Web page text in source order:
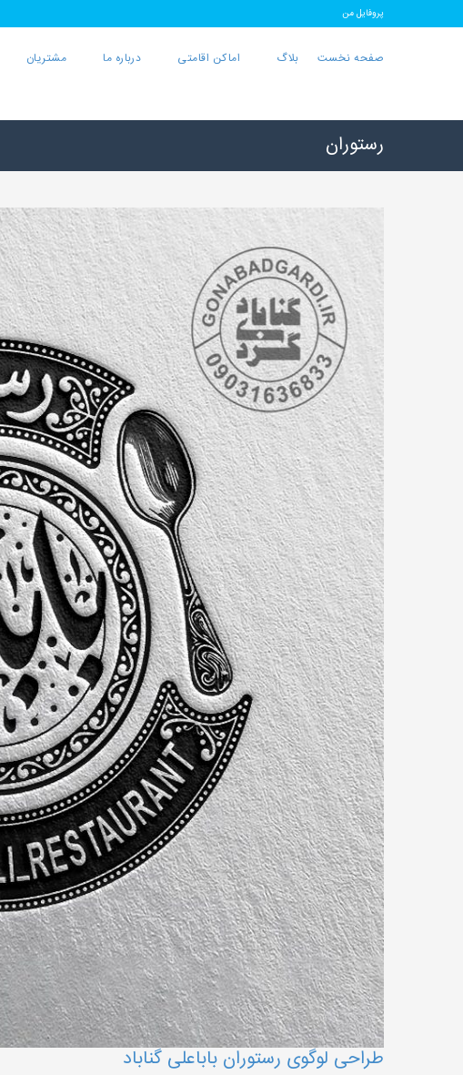
پروفایل من
صفحه نخست بلاگ اماکن اقامتی درباره ما مشتریان
رستوران
طراحی لوگوی رستوران باباعلی گناباد